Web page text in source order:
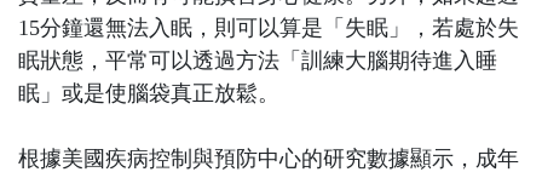
15分鐘還無法入眠，則可以算是「失眠」，若處於失
眠狀態，平常可以透過方法「訓練大腦期待進入睡
眠」或是使腦袋真正放鬆。
根據美國疾病控制與預防中心的研究數據顯示，成年